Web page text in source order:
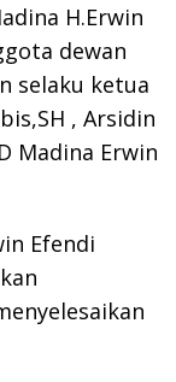
H.Erwin
dewan
selaku ketua
, Arsidin
Madina Erwin
Efendi